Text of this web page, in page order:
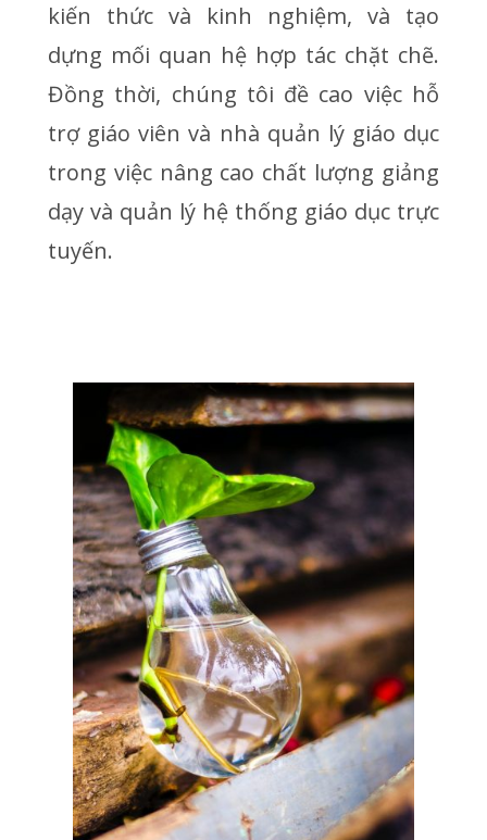
kiến thức và kinh nghiệm, và tạo
dựng mối quan hệ hợp tác chặt chẽ.
Đồng thời, chúng tôi đề cao việc hỗ
trợ giáo viên và nhà quản lý giáo dục
trong việc nâng cao chất lượng giảng
dạy và quản lý hệ thống giáo dục trực
tuyến.